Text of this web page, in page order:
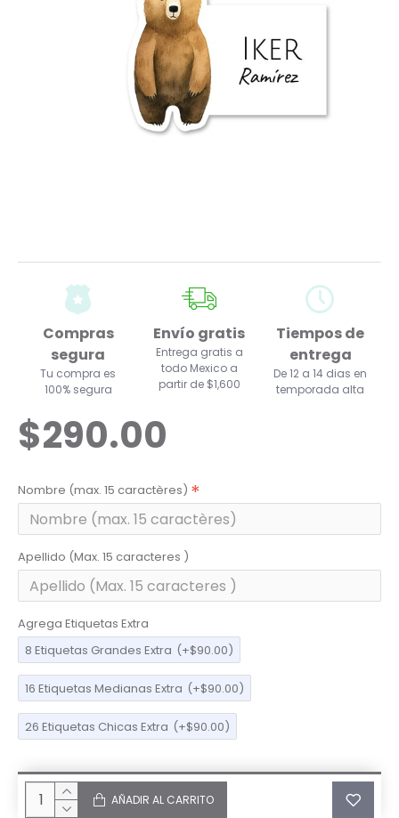
Compras
segura
Tu compra es
100% segura
Envío gratis
Entrega gratis a
todo Mexico a
partir de $1,600
Tiempos de
entrega
De 12 a 14 dias en
temporada alta
$290.00
Nombre (max. 15 caractères)
Apellido (Max. 15 caracteres )
Agrega Etiquetas Extra
8 Etiquetas Grandes Extra (+$90.00)
16 Etiquetas Medianas Extra (+$90.00)
26 Etiquetas Chicas Extra (+$90.00)
AÑADIR AL CARRITO